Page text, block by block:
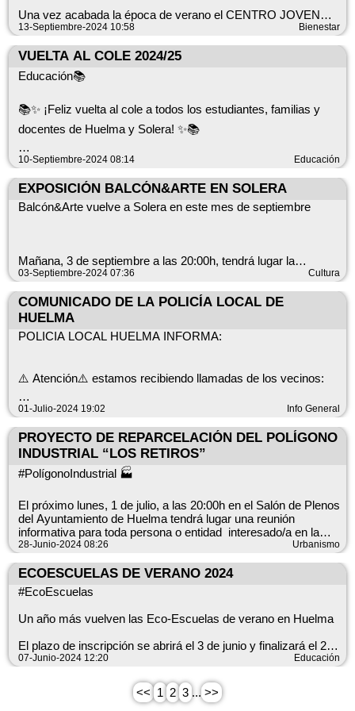
☎️Guardia Civil: 062.
☎️Emergencias: 112.
#AyuntamientoHuelmaySolera #AytoHuelmaSolera
ondearán a media asta.
TERCERO. Convocar un minuto de silencio por las personas
fallecidas mañana 31 de octubre a las 12,00 horas en la puerta
del Ayuntamiento de Huelma y Solera.
Lo manda y firma la Sra. Alcaldesa, en Huelma, a 30 de
LA ALCALDESA-PRESIDENTA
(Documento firmado electrónicamente)
Fdo. Ana María Guzmán Cano.
Una vez acabada la época de verano el CENTRO JOVEN
vuelve abrir sus puertas.
Os esperamos hoy viernes, 13 de septiembre a partir de las
Juventud.
#AyuntamientoHuelmaSolera #AytoHuelmaSolera
13-Septiembre-2024 10:58 Bienestar
VUELTA AL COLE 2024/25
Educación📚
📚✨ ¡Feliz vuelta al cole a todos los estudiantes, familias y
docentes de Huelma y Solera! ✨📚
Desde el Ayuntamiento de Huelma y Solera os deseamos un
¡Mucho ánimo y éxito en este nuevo comienzo!
Recordad que juntos hacemos de Huelma y Solera un lugar
10-Septiembre-2024 08:14 Educación
EXPOSICIÓN BALCÓN&ARTE EN SOLERA
Balcón&Arte vuelve a Solera en este mes de septiembre
Mañana, 3 de septiembre a las 20:00h, tendrá lugar la
inauguración de esta nueva edición en la Plaza de la
La exposición estará disponible hasta el próximo domingo 8 de
03-Septiembre-2024 07:36 Cultura
COMUNICADO DE LA POLICÍA LOCAL DE
HUELMA
POLICIA LOCAL HUELMA INFORMA:
⚠️ Atención⚠️ estamos recibiendo llamadas de los vecinos:
🧐Debido a una estafa vía mensaje SMS en la que se hacen
⁉️RECUERDA: Tráfico no envía mensajes para notificar
denuncias.
✅Si no lo has abierto:
Bloquea al remitente y borra el mensaje
✅Si ya lo has abierto:
Realiza capturas de pantalla de los enlaces a los que has
accedido ( si te han robado tus datos mediante el enlace y si
cuenta.
01-Julio-2024 19:02 Info General
PROYECTO DE REPARCELACIÓN DEL POLÍGONO
INDUSTRIAL “LOS RETIROS”
#PolígonoIndustrial 🏭
El próximo lunes, 1 de julio, a las 20:00h en el Salón de Plenos
del Ayuntamiento de Huelma tendrá lugar una reunión
informativa para toda persona o entidad interesado/a en la
posible adquisición de terrenos en el Polígono Industrial “Los
#AyuntamientodeHuelmaySolera #AytoHuelmaSolera
28-Junio-2024 08:26 Urbanismo
ECOESCUELAS DE VERANO 2024
#EcoEscuelas
Un año más vuelven las Eco-Escuelas de verano en Huelma
El plazo de inscripción se abrirá el 3 de junio y finalizará el 26
de junio
Orientado para niños y niñas de edades comprendidas entre 3
y 12 años, con 3 opciones de turno:
07-Junio-2024 12:20 Educación
<< 1 2 3 ... >>